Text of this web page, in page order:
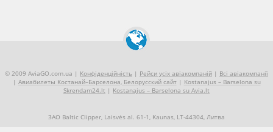
© 2009 AviaGO.com.ua | Конфіденційність | Рейси усіх авіакомпаній | Всі авіакомпанії
| Авиабилеты Костанай–Барселона, Белорусский сайт| Kostanajus – Barselona su
Skrendam24.lt | Kostanajus – Barselona su Avia.lt
ЗАО Baltic Clipper, Laisvės al. 61-1, Kaunas, LT-44304, Литва